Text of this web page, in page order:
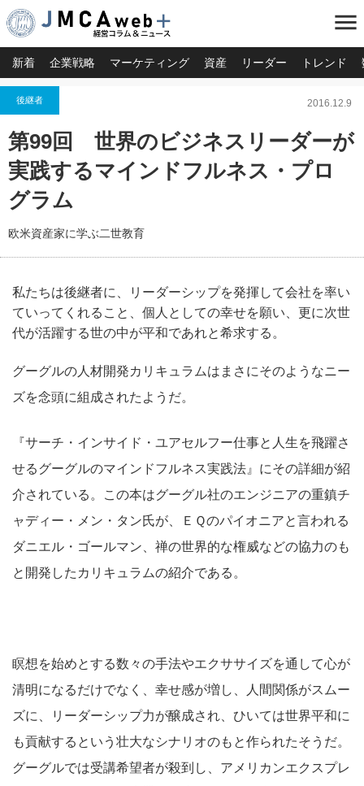
menu
新着 企業戦略 マーケティング 資産 リーダー トレンド
後継者 2016.12.9
第99回 世界のビジネスリーダーが
実践するマインドフルネス・プロ
グラム
欧米資産家に学ぶ二世教育
私たちは後継者に、リーダーシップを発揮して会社を率い
ていってくれること、個人としての幸せを願い、更に次世
代が活躍する世の中が平和であれと希求する。
グーグルの人材開発カリキュラムはまさにそのようなニー
ズを念頭に組成されたようだ。
『サーチ・インサイド・ユアセルフー仕事と人生を飛躍さ
せるグーグルのマインドフルネス実践法』にその詳細が紹
介されている。この本はグーグル社のエンジニアの重鎮チ
ャディー・メン・タン氏が、ＥＱのパイオニアと言われる
ダニエル・ゴールマン、禅の世界的な権威などの協力のも
と開発したカリキュラムの紹介である。
瞑想を始めとする数々の手法やエクササイズを通して心が
清明になるだけでなく、幸せ感が増し、人間関係がスムー
ズに、リーダーシップ力が醸成され、ひいては世界平和に
も貢献するという壮大なシナリオのもと作られたそうだ。
グーグルでは受講希望者が殺到し、アメリカンエクスプレ